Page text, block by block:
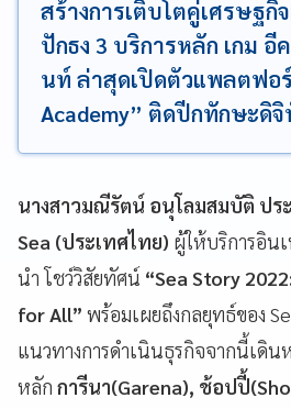
สร้างการเติบโตคู่เศรษฐกิ
ปักธง 3 บริการหลัก เกม อี
นท์ ล่าสุดเปิดตัวแพลตฟอ
Academy” ติดปีกทักษะดิ
นางสาวมณีรัตน์ อนุโลมสมบัติ ปร
Sea (ประเทศไทย) ผู้ให้บริการอิน
นำ โชว์วิสัยทัศน์ “Sea Story
for All” พร้อมเผยถึงกลยุทธ์ของ
แนวทางการดำเนินธุรกิจจากนี้เดิ
หลัก การีนา(Garena), ช้อปปี้